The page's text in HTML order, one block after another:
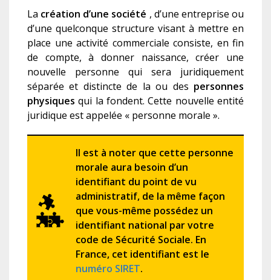
La création d’une société , d’une entreprise ou
d’une quelconque structure visant à mettre en
place une activité commerciale consiste, en fin
de compte, à donner naissance, créer une
nouvelle personne qui sera juridiquement
séparée et distincte de la ou des personnes
physiquesqui la fondent. Cette nouvelle entité
juridique est appelée « personne morale ».
Il est à noter que cette personne
morale aura besoin d’un
identifiant du point de vu
administratif, de la même façon
que vous-même possédez un
identifiant national par votre
code de Sécurité Sociale. En
France, cet identifiant est le
numéro SIRET.